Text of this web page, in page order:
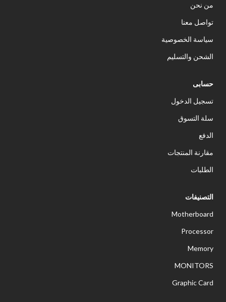
من نحن
تواصل معنا
سياسة الخصوصية
الشحن والتسليم
حسابى
تسجيل الدخول
سلة التسوق
الدفع
مقارنة المنتجات
الطلبات
التصنيفات
Motherboard
Processor
Memory
MONITORS
Graphic Card